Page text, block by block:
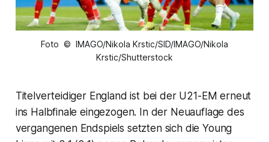
Foto © IMAGO/Nikola Krstic/SID/IMAGO/Nikola
Krstic/Shutterstock
Titelverteidiger England ist bei der U21-EM erneut
ins Halbfinale eingezogen. In der Neuauflage des
vergangenen Endspiels setzten sich die Young